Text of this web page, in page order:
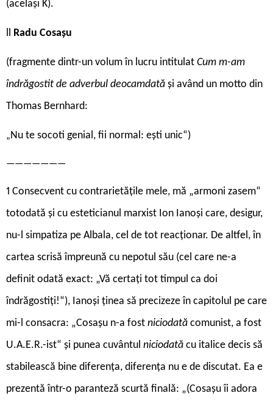
(același K).
Radu Cosașu
(fragmente dintr-un volum în lucru intitulat Cum m-am
îndrăgostit de adverbul deocamdată și având un motto din
Thomas Bernhard:
„Nu te socoti genial, fii normal: ești unic“)
———————
1 Consecvent cu contrarietățile mele, mă „armoni ­zasem“
totodată și cu esteticianul marxist Ion Ianoși care, desigur,
nu-l simpatiza pe Albala, cel de tot reacționar. De altfel, în
cartea scrisă împreună cu nepotul său (cel care ne-a
definit odată exact: „Vă certați tot timpul ca doi
îndrăgostiți!“), Ianoși ținea să precizeze în capitolul pe care
mi-l consacra: „Cosașu n-a fost niciodată comunist, a fost
U.A.E.R.-ist“ și punea cuvântul niciodată cu italice decis să
stabilească bine diferența, diferența nu e de discutat. Ea e
prezentă într-o paranteză scurtă finală: „(Cosașu îi adora